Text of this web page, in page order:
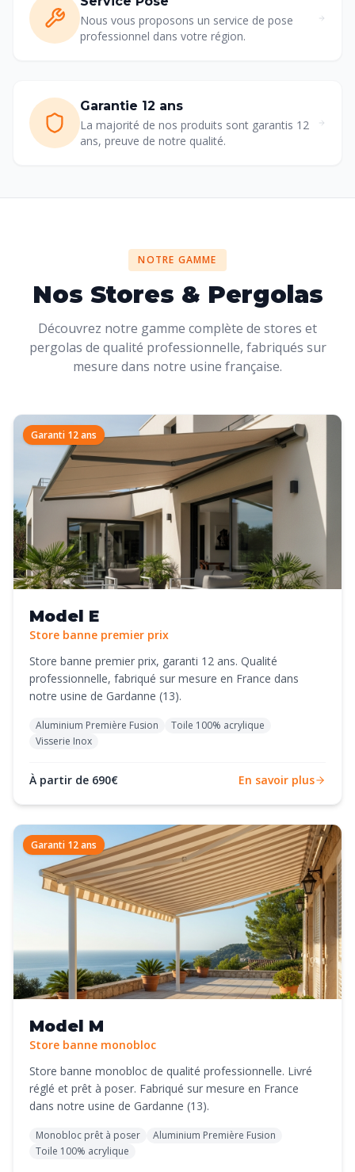
Nous vous proposons un service de pose
professionnel dans votre région.
Garantie 12 ans
La majorité de nos produits sont garantis 12
ans, preuve de notre qualité.
NOTRE GAMME
Nos Stores & Pergolas
Découvrez notre gamme complète de stores et
pergolas de qualité professionnelle, fabriqués sur
mesure dans notre usine française.
Garanti 12 ans
Model E
Store banne premier prix
Store banne premier prix, garanti 12 ans. Qualité
professionnelle, fabriqué sur mesure en France dans
notre usine de Gardanne (13).
Aluminium Première Fusion
Toile 100% acrylique
Visserie Inox
À partir de 690€ En savoir plus
Garanti 12 ans
Model M
Store banne monobloc
Store banne monobloc de qualité professionnelle. Livré
réglé et prêt à poser. Fabriqué sur mesure en France
dans notre usine de Gardanne (13).
Monobloc prêt à poser
Aluminium Première Fusion
Toile 100% acrylique